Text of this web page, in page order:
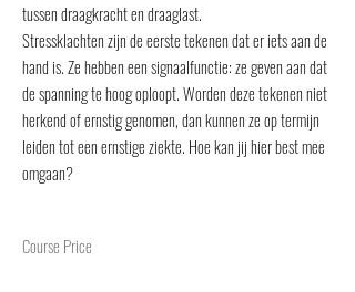
tussen draagkracht en draaglast.
Stressklachten zijn de eerste tekenen dat er iets aan de
hand is. Ze hebben een signaalfunctie: ze geven aan dat
de spanning te hoog oploopt. Worden deze tekenen niet
herkend of ernstig genomen, dan kunnen ze op termijn
leiden tot een ernstige ziekte. Hoe kan jij hier best mee
omgaan?
Course Price